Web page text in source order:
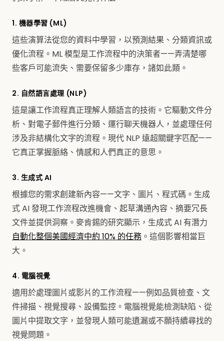
1. 機器學習 (ML)
這些演算法從您的資料中學習，以預測結果、分類資訊或
優化流程。ML 模型是工作流程中的決策者——弄清楚哪
些客戶可能流失、需要保留多少庫存，諸如此類。
2. 自然語言處理 (NLP)
這是讓工作流程真正理解人類語言的技術。它驅動文件分
析、對電子郵件進行分類、運行聊天機器人，並處理任何
涉及非結構化文字的流程。現代 NLP 遠超關鍵字匹配——
它真正掌握脈絡、情感和人們真正的意思。
3. 生成式 AI
根據您的需求創建新內容——文字、圖片、程式碼。生成
式 AI 發現工作流程改進機會、起草溝通內容、摘要冗長
文件並提供洞察。麥肯錫的研究顯示，生成式 AI 有潛力
自動化整個美國經濟中約 10% 的任務 。這個影響相當巨
大。
4. 電腦視覺
適用於處理圖片或影片的工作流程——例如品質檢查、文
件掃描、視覺搜尋、設備監控。電腦視覺能檢測缺陷、從
圖片中提取文字，並發現人類可能遺漏或不願持續尋找的
視覺問題。